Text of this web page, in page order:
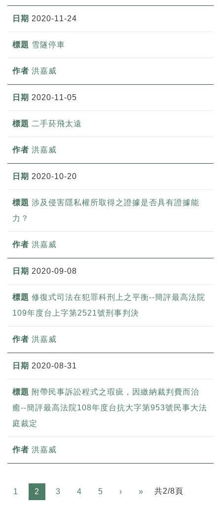
2020-11-24
雪隧停車
洪嘉威
2020-11-05
二手菸飛太遠
洪嘉威
2020-10-20
涉及侵害隱私權所取得之證據是否具有證據能
力？
洪嘉威
2020-09-08
修復式司法在犯罪科刑上之平衡--簡評最高法院
109年度台上字第2521號刑事判決
洪嘉威
2020-08-31
附帶民事訴訟程式之瑕疵，因繳納裁判費而治
癒--簡評最高法院108年度台抗大字第953號民事大法
庭裁定
洪嘉威
1 2 3 4 5 › » Next共2/8頁